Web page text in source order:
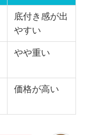
底付き感が出
やすい
やや重い
価格が高い